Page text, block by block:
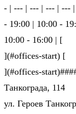
- | --- | --- | --- | --- |
- 19:00 | 10:00 -
10:00 - 16:00 | [
](#offices-start) [
](#offices-
Танкограда, 114
ул. Героев